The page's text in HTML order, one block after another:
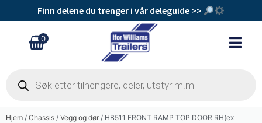
Finn delene du trenger i vår deleguide >>
0
Hjem / Chassis / Vegg og dør / HB511 FRONT RAMP TOP DOOR RH(ex